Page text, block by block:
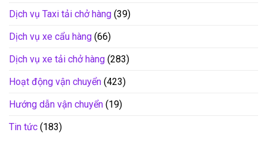
Dịch vụ Taxi tải chở hàng (39)
Dịch vụ xe cẩu hàng (66)
Dịch vụ xe tải chở hàng (283)
Hoạt động vận chuyển (423)
Hướng dẫn vận chuyển (19)
Tin tức (183)